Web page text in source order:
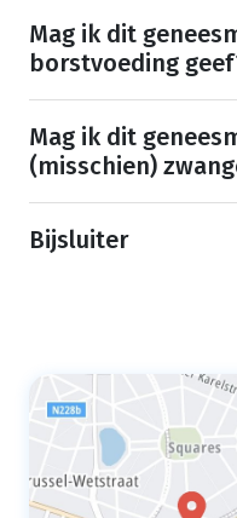
Mag ik dit
borstvoeding
Mag ik dit
(misschien)
Bijsluiter